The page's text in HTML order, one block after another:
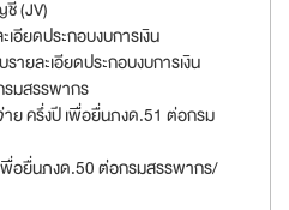
แพทย์ที่มีความเชี่ยวชาญเฉพาะทาง โดยมี
นกผู้ป่วยนอกของโรงพยาบาลชั้นนำใน
รณ์ และเครื่องมือแพทย์ที่ทันสมัย รวมไป
วชาญเฉพาะด้าน ที่พร้อมให้การบริการ
รักษาสุขภาพ นอกจากนี้ อาร์ เอส ยู เฮลท์
ะดวกต่อการเดินทางใกล้กับสถานี
ถไฟฟ้าใต้ดิน เอ็มอาร์ที สถานีสุขุมวิท
(JV)
ยดประกอบงบการเงิน
ายละเอียดประกอบงบการเงิน
มสรรพากร
าย ครึ่งปี เพื่อยื่นภงด.51 ต่อกรม
พื่อยื่นภงด.50 ต่อกรมสรรพากร/